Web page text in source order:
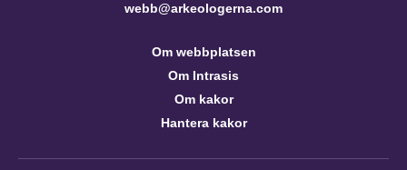
webb@arkeologerna.com
Om webbplatsen
Om Intrasis
Om kakor
Hantera kakor